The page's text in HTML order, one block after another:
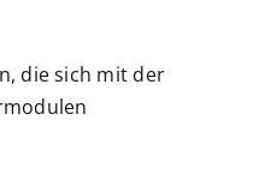
die sich mit der